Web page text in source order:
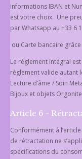
informations IBAN et
est votre choix. Une
par Whatsapp au +33 6
ou Carte bancaire
Le règlement intégral
règlement valide autant
Lecture d’âme / Soin
Bijoux et objets
Article 6 -
Conformément à
de rétractation ne
spécifications du